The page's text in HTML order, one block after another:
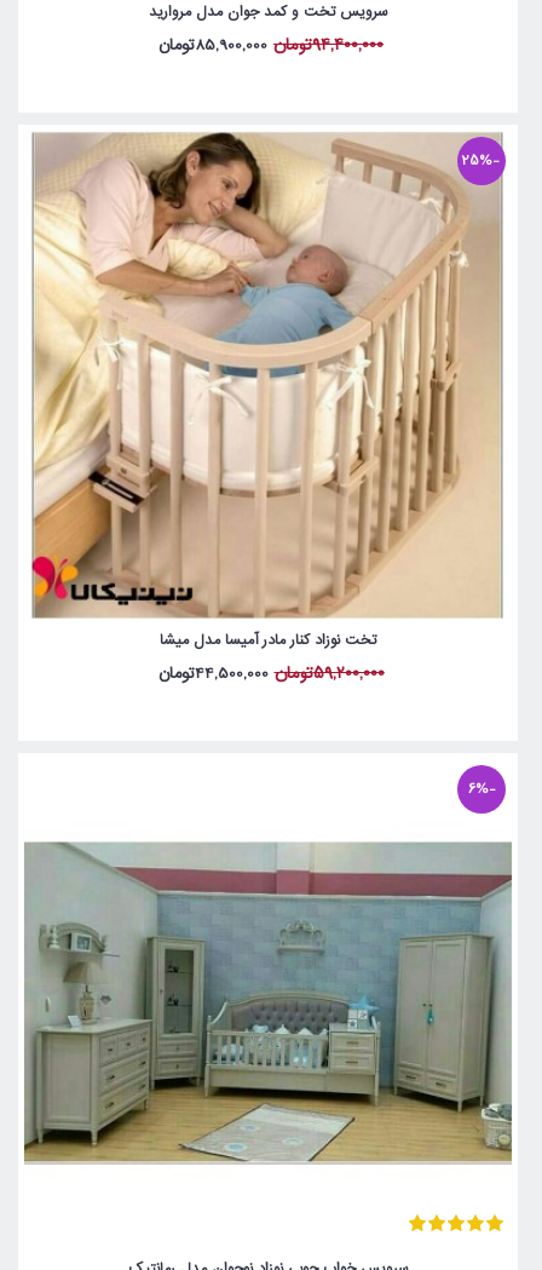
سرویس تخت و کمد جوان مدل مروارید
94,400,000تومان 85,900,000تومان
-25%
تخت نوزاد کنار مادر آمیسا مدل میشا
59,200,000تومان 44,500,000تومان
-6%